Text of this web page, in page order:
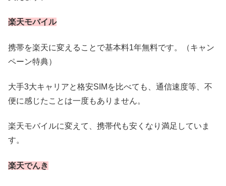
楽天モバイル
携帯を楽天に変えることで基本料1年無料です。（キャン
ペーン特典）
大手3大キャリアと格安SIMを比べても、通信速度等、不
便に感じたことは一度もありません。
楽天モバイルに変えて、携帯代も安くなり満足していま
す。
楽天でんき